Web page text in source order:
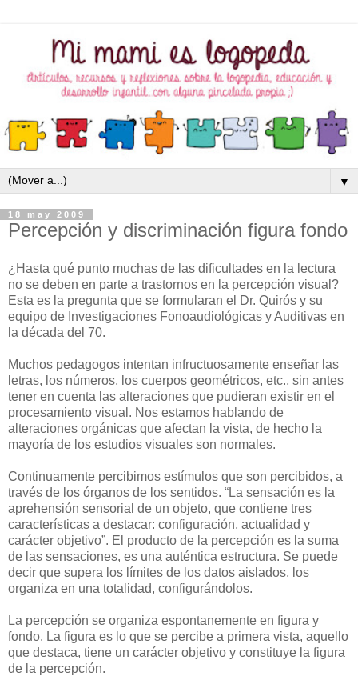
▼
18 may 2009
Percepción y discriminación figura fondo
¿Hasta qué punto muchas de las dificultades en la lectura
no se deben en parte a trastornos en la percepción visual?
Esta es la pregunta que se formularan el Dr. Quirós y su
equipo de Investigaciones Fonoaudiológicas y Auditivas en
la década del 70.
Muchos pedagogos intentan infructuosamente enseñar las
letras, los números, los cuerpos geométricos, etc., sin antes
tener en cuenta las alteraciones que pudieran existir en el
procesamiento visual. Nos estamos hablando de
alteraciones orgánicas que afectan la vista, de hecho la
mayoría de los estudios visuales son normales.
Continuamente percibimos estímulos que son percibidos, a
través de los órganos de los sentidos. “La sensación es la
aprehensión sensorial de un objeto, que contiene tres
características a destacar: configuración, actualidad y
carácter objetivo”. El producto de la percepción es la suma
de las sensaciones, es una auténtica estructura. Se puede
decir que supera los límites de los datos aislados, los
organiza en una totalidad, configurándolos.
La percepción se organiza espontanemente en figura y
fondo. La figura es lo que se percibe a primera vista, aquello
que destaca, tiene un carácter objetivo y constituye la figura
de la percepción.